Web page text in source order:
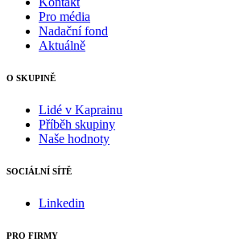
Pro média
Nadační fond
Aktuálně
O SKUPINĚ
Lidé v Kaprainu
Příběh skupiny
Naše hodnoty
SOCIÁLNÍ SÍTĚ
Linkedin
PRO FIRMY